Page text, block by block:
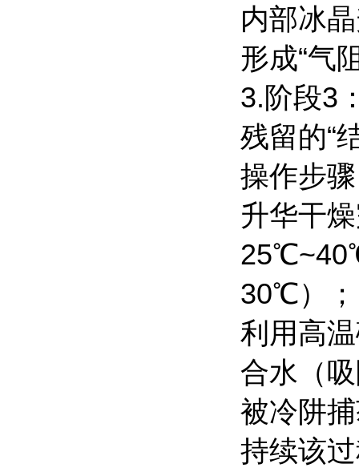
内部冰
形成“气
3.阶段3
残留的“
操作步
升华干
30℃）；
利用高
合水（
被冷阱
持续该